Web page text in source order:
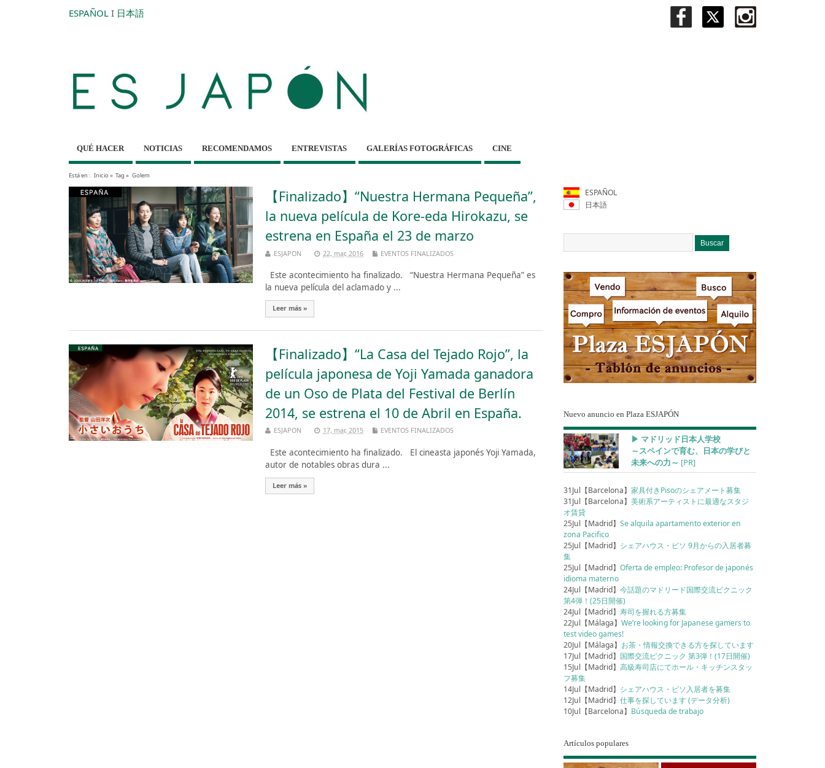
ESPAÑOL I 日本語
QUÉ HACER NOTICIAS RECOMENDAMOS ENTREVISTAS GALERÍAS FOTOGRÁFICAS CINE
Está en : Inicio» Tag » Golem
【Finalizado】“Nuestra Hermana Pequeña”,
la nueva película de Kore-eda Hirokazu, se
estrena en España el 23 de marzo
ESJAPON 22, mar, 2016 EVENTOS FINALIZADOS
Este acontecimiento ha finalizado. “Nuestra Hermana Pequeña” es
la nueva película del aclamado y ...
Leer más »
【Finalizado】“La Casa del Tejado Rojo”, la
película japonesa de Yoji Yamada ganadora
de un Oso de Plata del Festival de Berlín
2014, se estrena el 10 de Abril en España.
ESJAPON 17, mar, 2015 EVENTOS FINALIZADOS
Este acontecimiento ha finalizado. El cineasta japonés Yoji Yamada,
autor de notables obras dura ...
Leer más »
ESPAÑOL
日本語
Nuevo anuncio en Plaza ESJAPÓN
▶︎ マドリッド日本人学校
～スペインで育む、日本の学びと
未来への力～ [PR]
31Jul【Barcelona】家具付きPisoのシェアメート募集
31Jul【Barcelona】美術系アーティストに最適なスタジ
オ賃貸
25Jul【Madrid】Se alquila apartamento exterior en
zona Pacifico
25Jul【Madrid】 シェアハウス・ピソ 9月からの入居者募
集
25Jul【Madrid】Oferta de empleo: Profesor de japonés
idioma materno
24Jul【Madrid】今話題のマドリード国際交流ピクニック
第4弾！(25日開催)
24Jul【Madrid】寿司を握れる方募集
22Jul【Málaga】We’re looking for Japanese gamers to
test video games!
20Jul【Málaga】 お茶・情報交換できる方を探しています
17Jul【Madrid】 国際交流ピクニック 第3弾！(17日開催)
15Jul【Madrid】高級寿司店にてホール・キッチンスタッ
フ募集
14Jul【Madrid】 シェアハウス・ピソ入居者を募集
12Jul【Madrid】仕事を探しています (データ分析)
10Jul【Barcelona】 Búsqueda de trabajo
Artículos populares